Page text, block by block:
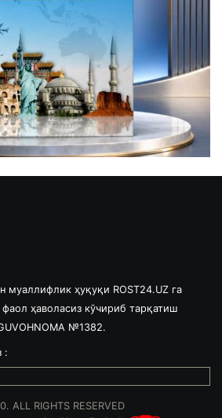
муаллифлик ҳуқуқи ROST24.UZ га
ҳаволасиз кўчириб тарқатиш
№1382.
:
ALL RIGHTS RESERVED